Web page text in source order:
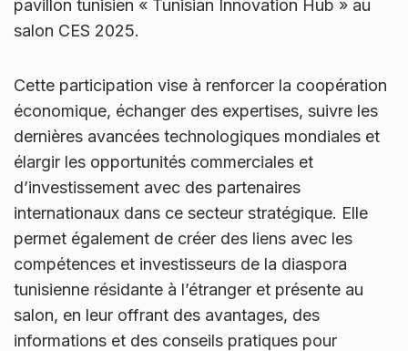
pavillon tunisien « Tunisian Innovation Hub » au
salon CES 2025.
Cette participation vise à renforcer la coopération
économique, échanger des expertises, suivre les
dernières avancées technologiques mondiales et
élargir les opportunités commerciales et
d’investissement avec des partenaires
internationaux dans ce secteur stratégique. Elle
permet également de créer des liens avec les
compétences et investisseurs de la diaspora
tunisienne résidante à l’étranger et présente au
salon, en leur offrant des avantages, des
informations et des conseils pratiques pour